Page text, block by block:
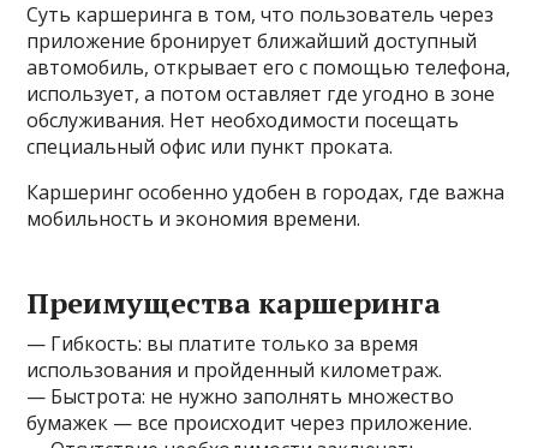
Суть каршеринга в том, что пользователь через
приложение бронирует ближайший доступный
автомобиль, открывает его с помощью телефона,
использует, а потом оставляет где угодно в зоне
обслуживания. Нет необходимости посещать
специальный офис или пункт проката.
Каршеринг особенно удобен в городах, где важна
мобильность и экономия времени.
Преимущества каршеринга
— Гибкость: вы платите только за время
использования и пройденный километраж.
— Быстрота: не нужно заполнять множество
бумажек — все происходит через приложение.